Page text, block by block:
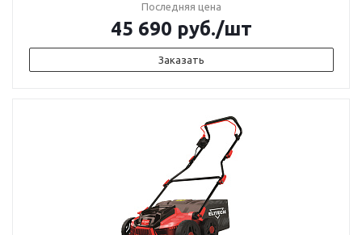
Последняя цена
45 690 руб./шт
Заказать